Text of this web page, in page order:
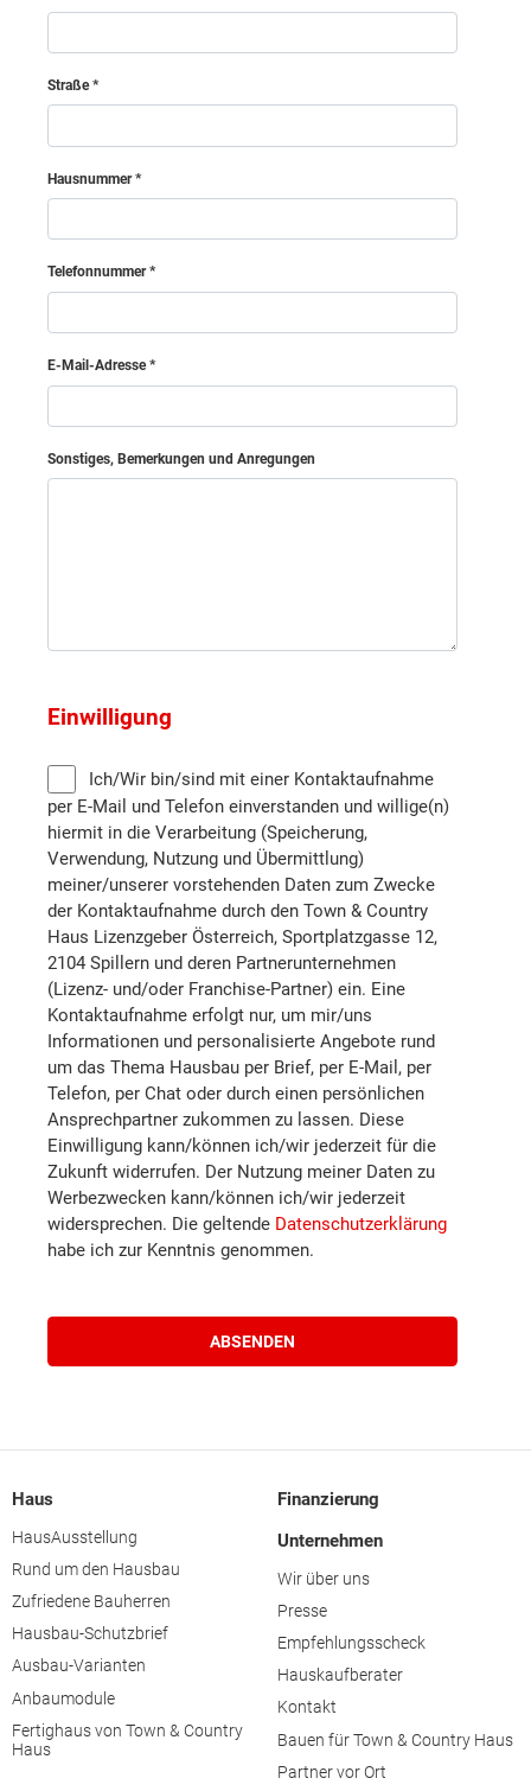
Hollabrunn
Horn
Korneuburg
Krems an der Donau (Stadt)
Melk
Scheibbs
Tulln
Wiener Neustadt (Land)
Wiener Neustadt (Stadt)
Waidhofen an der Thaya
Waidhofen an der Ybbs
Zwettl
Grieskirchen
Treppenhaus 3.77 m²
Straße
Hausnummer
Telefonnummer
E-Mail-Adresse
Sonstiges, Bemerkungen und Anregungen
Einwilligung
Ich/Wir bin/sind mit einer Kontaktaufnahme
per E-Mail und Telefon einverstanden und willige(n)
hiermit in die Verarbeitung (Speicherung,
Verwendung, Nutzung und Übermittlung)
meiner/unserer vorstehenden Daten zum Zwecke
der Kontaktaufnahme durch den Town & Country
Haus Lizenzgeber Österreich, Sportplatzgasse 12,
2104 Spillern und deren Partnerunternehmen
(Lizenz- und/oder Franchise-Partner) ein. Eine
Kontaktaufnahme erfolgt nur, um mir/uns
Informationen und personalisierte Angebote rund
um das Thema Hausbau per Brief, per E-Mail, per
Telefon, per Chat oder durch einen persönlichen
Ansprechpartner zukommen zu lassen. Diese
Einwilligung kann/können ich/wir jederzeit für die
Zukunft widerrufen. Der Nutzung meiner Daten zu
Werbezwecken kann/können ich/wir jederzeit
widersprechen. Die geltende Datenschutzerklärung
habe ich zur Kenntnis genommen.
Haus
HausAusstellung
Rund um den Hausbau
Zufriedene Bauherren
Hausbau-Schutzbrief
Ausbau-Varianten
Anbaumodule
Fertighaus von Town & Country
Haus
Finanzierung
Unternehmen
Wir über uns
Presse
Empfehlungsscheck
Hauskaufberater
Kontakt
Bauen für Town & Country Haus
Partner vor Ort